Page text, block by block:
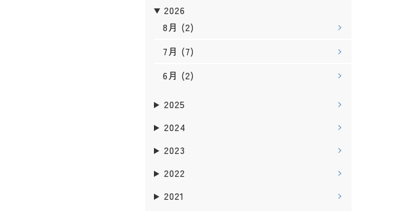
2026
8月 (2)
7月 (7)
6月 (2)
2025
2024
2023
2022
2021